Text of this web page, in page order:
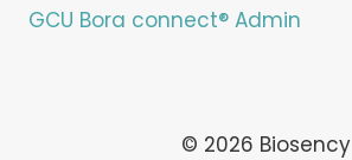
GCU Bora connect® Admin
© 2026 Biosency